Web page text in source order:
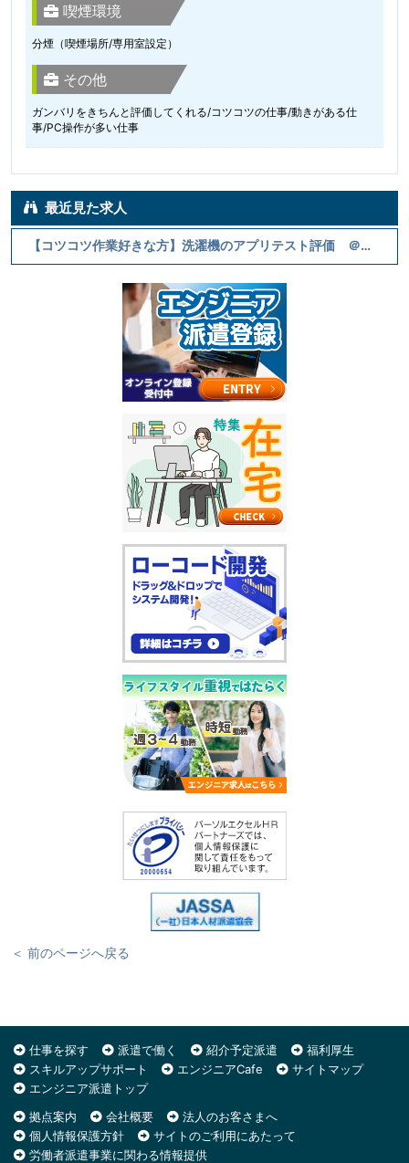
喫煙環境
分煙（喫煙場所/専用室設定）
その他
ガンバリをきちんと評価してくれる/コツコツの仕事/動きがある仕
事/PC操作が多い仕事
最近見た求人
【コツコツ作業好きな方】洗濯機のアプリテスト評価 ＠南草津
＜ 前のページへ戻る
仕事を探す 派遣で働く 紹介予定派遣
福利厚生
スキルアップサポート
エンジニアCafe
サイトマップ
エンジニア派遣トップ
拠点案内
会社概要
法人のお客さまへ
個人情報保護方針
サイトのご利用にあたって
労働者派遣事業に関わる情報提供